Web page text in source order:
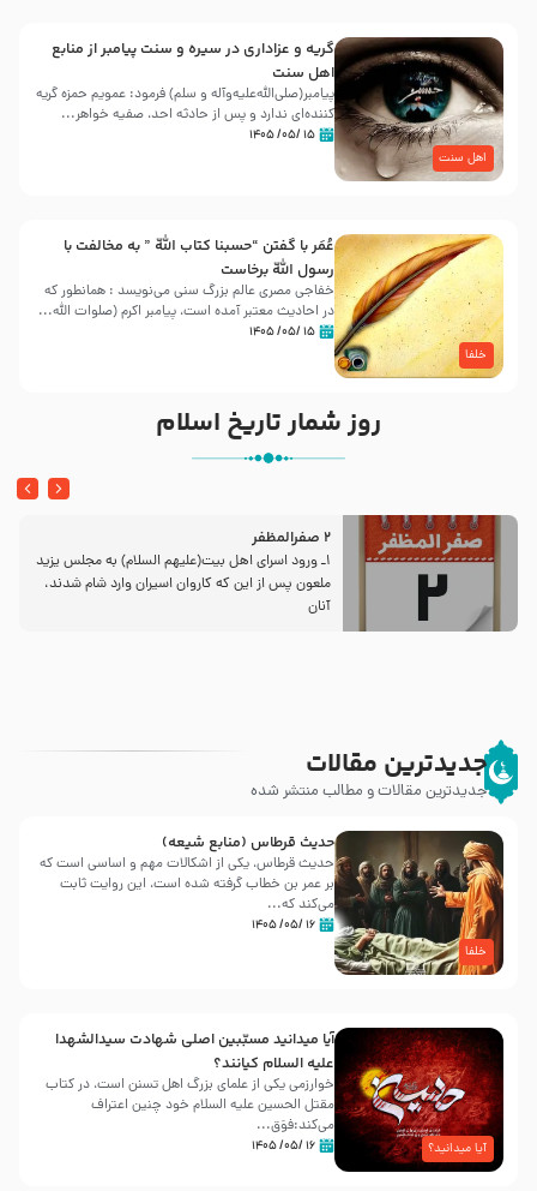
اهل سنت
گریه و عزاداری در سیره و سنت پیامبر از منابع
اهل سنت
پیامبر(صلی‌الله‌علیه‌وآله و سلم) فرمود: عمویم حمزه گریه
کننده‌ای ندارد و پس از حادثه احد، صفیه خواهر...
۱۵ /۰۵/ ۱۴۰۵
خلفا
عُمَر با گفتن “حسبنا كتاب اللّه ” به مخالفت با
رسول اللّه برخاست
خفاجی مصری عالم بزرگ سنی می‌نویسد : همانطور که
در احادیث معتبر آمده است، پیامبر اکرم (صلوات اللّه...
۱۵ /۰۵/ ۱۴۰۵
روز شمار تاریخ اسلام
2 صفرالمظفر
1ـ ورود اسراى اهل بیت‌(علیهم السلام) به مجلس یزید
ملعون پس از این كه كاروان اسیران وارد شام شدند،
آنان
جدیدترین مقالات
جدیدترین مقالات و مطالب منتشر شده
خلفا
حدیث قرطاس (منابع شیعه)
حدیث قرطاس، یکی از اشکالات مهم و اساسی است که
بر عمر بن خطاب گرفته شده است، این روایت ثابت
می‌کند که...
۱۶ /۰۵/ ۱۴۰۵
آیا میدانید؟
آیا میدانید مسبّبین اصلی شهادت سیدالشهدا
علیه ‌السلام کیانند؟
خوارزمی یکی از علمای بزرگ اهل تسنن است، در کتاب
مقتل الحسین علیه ‌السلام خود چنین اعتراف
می‌کند:فوَق...
۱۶ /۰۵/ ۱۴۰۵